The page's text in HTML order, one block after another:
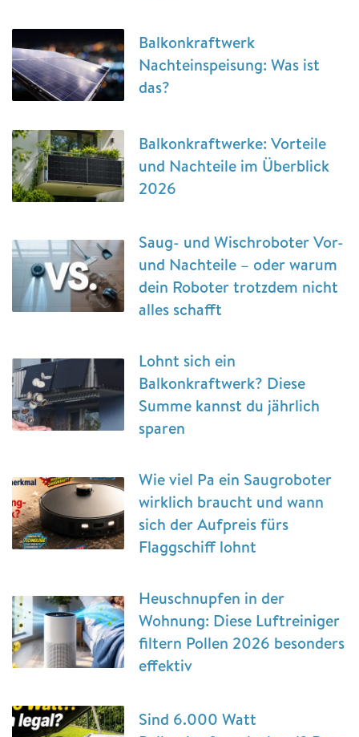
Balkonkraftwerk
Nachteinspeisung: Was ist
das?
Balkonkraftwerke: Vorteile
und Nachteile im Überblick
2026
Saug- und Wischroboter Vor-
und Nachteile – oder warum
dein Roboter trotzdem nicht
alles schafft
Lohnt sich ein
Balkonkraftwerk? Diese
Summe kannst du jährlich
sparen
Wie viel Pa ein Saugroboter
wirklich braucht und wann
sich der Aufpreis fürs
Flaggschiff lohnt
Heuschnupfen in der
Wohnung: Diese Luftreiniger
filtern Pollen 2026 besonders
effektiv
Sind 6.000 Watt